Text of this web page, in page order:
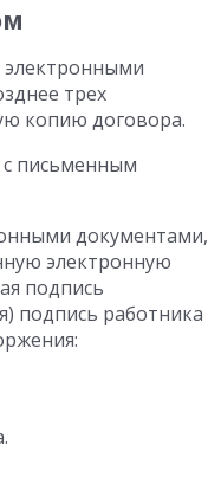
электронными
трех
копию договора.
письменным
документами,
электронную
подпись
подпись работника